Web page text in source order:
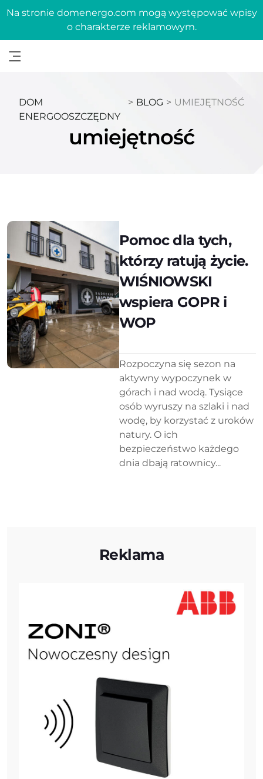
Na stronie domenergo.com mogą występować wpisy
o charakterze reklamowym.
DOM
ENERGOOSZCZĘDNY
> BLOG > UMIEJĘTNOŚĆ
umiejętność
Pomoc dla tych,
którzy ratują życie.
WIŚNIOWSKI
wspiera GOPR i
WOP
Rozpoczyna się sezon na
aktywny wypoczynek w
górach i nad wodą. Tysiące
osób wyruszy na szlaki i nad
wodę, by korzystać z uroków
natury. O ich
bezpieczeństwo każdego
dnia dbają ratownicy...
Reklama